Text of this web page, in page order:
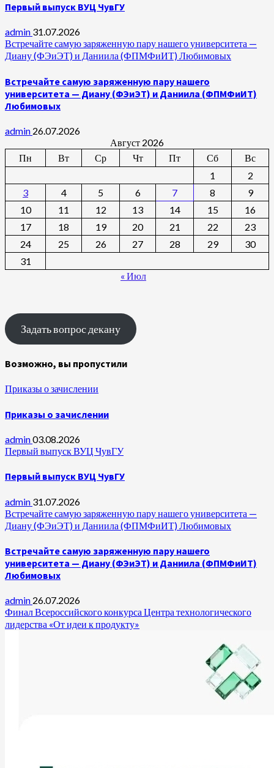
Первый выпуск ВУЦ ЧувГУ
admin 31.07.2026
Встречайте самую заряженную пару нашего университета —
Диану (ФЭиЭТ) и Даниила (ФПМФиИТ) Любимовых
Встречайте самую заряженную пару нашего
университета — Диану (ФЭиЭТ) и Даниила (ФПМФиИТ)
Любимовых
admin 26.07.2026
Август 2026
Пн
Вт Ср Чт Пт Сб
Вс
1
2
3
4 5 6 7 8
9
10
11 12 13 14 15
16
17
18 19 20 21 22
23
24
25 26 27 28 29
30
31
« Июл
Задать вопрос декану
Возможно, вы пропустили
Приказы о зачислении
Приказы о зачислении
admin03.08.2026
Первый выпуск ВУЦ ЧувГУ
Первый выпуск ВУЦ ЧувГУ
admin 31.07.2026
Встречайте самую заряженную пару нашего университета —
Диану (ФЭиЭТ) и Даниила (ФПМФиИТ) Любимовых
Встречайте самую заряженную пару нашего
университета — Диану (ФЭиЭТ) и Даниила (ФПМФиИТ)
Любимовых
admin 26.07.2026
Финал Всероссийского конкурса Центра технологического
лидерства «От идеи к продукту»